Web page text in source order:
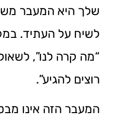
שלך היא המעבר
לשיח על העתיד.
“מה קרה לנו”,
רוצים להגיע”.
המעבר הזה אינו